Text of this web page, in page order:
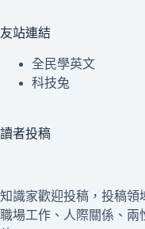
友站連結
全民學英文
科技兔
讀者投稿
知識家歡迎投稿，投稿領
職場工作、人際關係、兩